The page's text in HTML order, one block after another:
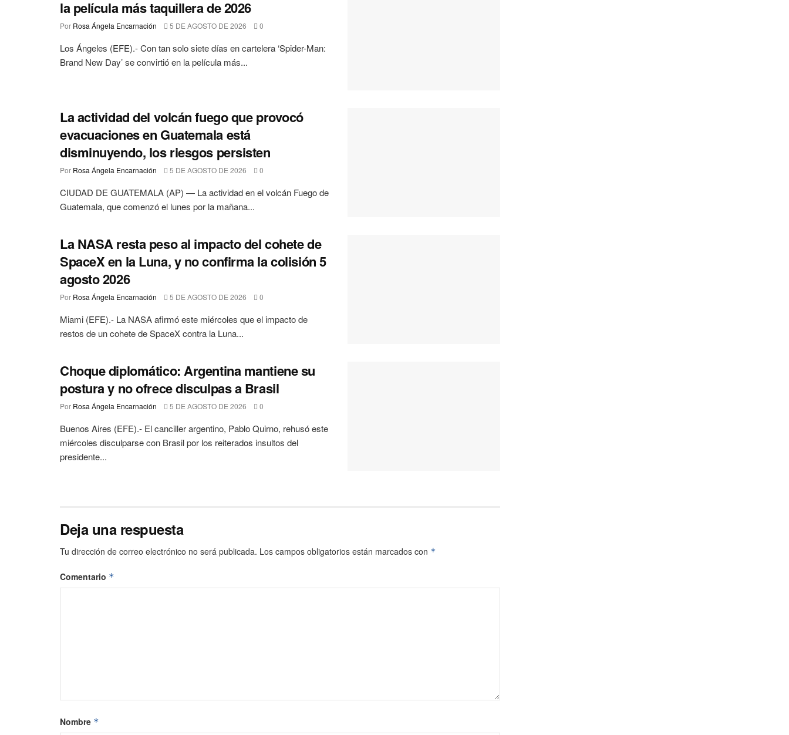
la película más taquillera de 2026
Por Rosa Ángela Encarnación 5 DE AGOSTO DE 2026 0
Los Ángeles (EFE).- Con tan solo siete días en cartelera ‘Spider-Man:
Brand New Day’ se convirtió en la película más...
La actividad del volcán fuego que provocó
evacuaciones en Guatemala está
disminuyendo, los riesgos persisten
Por Rosa Ángela Encarnación 5 DE AGOSTO DE 2026 0
CIUDAD DE GUATEMALA (AP) — La actividad en el volcán Fuego de
Guatemala, que comenzó el lunes por la mañana...
La NASA resta peso al impacto del cohete de
SpaceX en la Luna, y no confirma la colisión 5
agosto 2026
Por Rosa Ángela Encarnación 5 DE AGOSTO DE 2026 0
Miami (EFE).- La NASA afirmó este miércoles que el impacto de
restos de un cohete de SpaceX contra la Luna...
Choque diplomático: Argentina mantiene su
postura y no ofrece disculpas a Brasil
Por Rosa Ángela Encarnación 5 DE AGOSTO DE 2026 0
Buenos Aires (EFE).- El canciller argentino, Pablo Quirno, rehusó este
miércoles disculparse con Brasil por los reiterados insultos del
presidente...
Deja una respuesta
Tu dirección de correo electrónico no será publicada. Los campos obligatorios están marcados con *
Comentario *
Nombre *